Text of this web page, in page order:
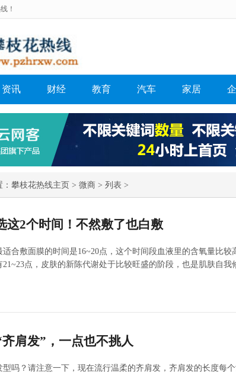
！
资讯 财经 教育 汽车 家居
攀枝花热线主页 > 微商 > 列表 >
这2个时间！不然敷了也白敷
适合敷面膜的时间是16~20点，这个时间段血液里的含氧量比较
21~23点，皮肤的新陈代谢处于比较旺盛的阶段，也是肌肤自我
肩发”，一点也不挑人
型吗？请注意一下，现在流行温柔的齐肩发，齐肩发的长度每